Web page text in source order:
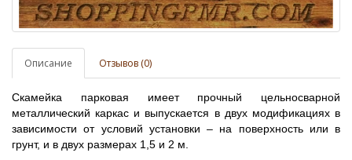
Описание Отзывов (0)
Скамейка парковая имеет прочный цельносварной
металлический каркас и выпускается в двух модификациях в
зависимости от условий установки – на поверхность или в
грунт, и в двух размерах 1,5 и 2 м.